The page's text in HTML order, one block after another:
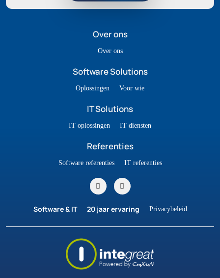
Over ons
Over ons
Software Solutions
Oplossingen Voor wie
IT Solutions
IT oplossingen IT diensten
Referenties
Software referenties IT referenties
Software & IT 20 jaar ervaring Privacybeleid